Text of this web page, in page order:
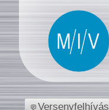
Versenyfelhívás